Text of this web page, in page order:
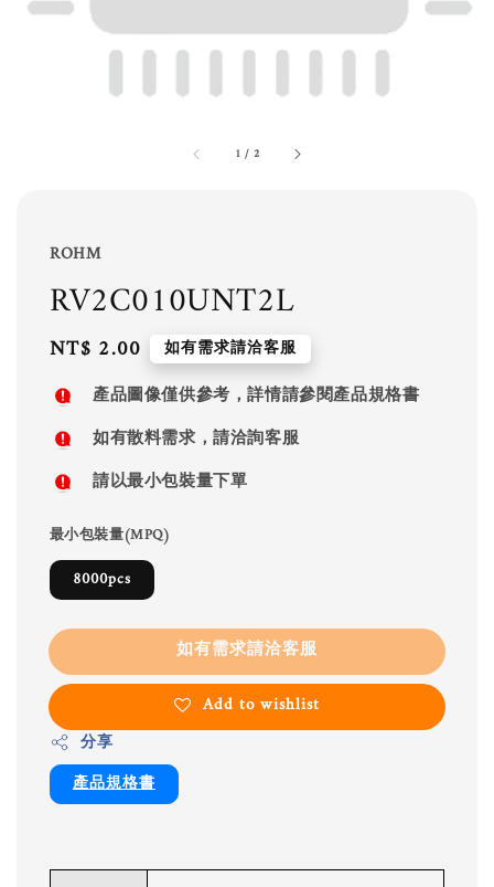
1 / 2
ROHM
RV2C010UNT2L
Regular
price
NT$ 2.00 如有需求請洽客服
產品圖像僅供參考，詳情請參閱產品規格書
如有散料需求，請洽詢客服
請以最小包裝量下單
最小包裝量(MPQ)
8000pcs
如有需求請洽客服
Add to wishlist
分享
產品規格書